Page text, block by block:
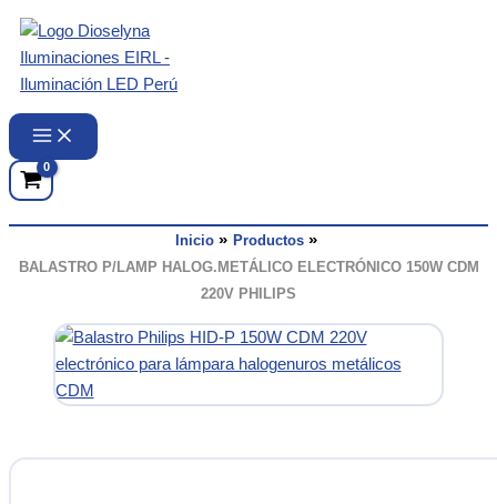
contenido
Inicio
Productos
BALASTRO P/LAMP HALOG.METÁLICO ELECTRÓNICO 150W CDM
220V PHILIPS